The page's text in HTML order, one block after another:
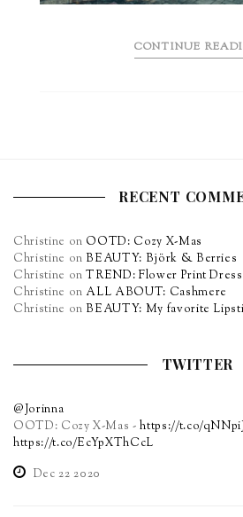
CONTINUE
RECENT
Christine on OOTD: Cozy X-Mas
Christine onBEAUTY: Björk & Berries
Christine onTREND: Flower Print
Christine on ALL ABOUT: Cashmere
Christine onBEAUTY: My favorite
TWITTER
@Jorinna
OOTD: Cozy X-Mas -https://t.co/
https://t.co/EcYpXThCcL
Dec 22 2020